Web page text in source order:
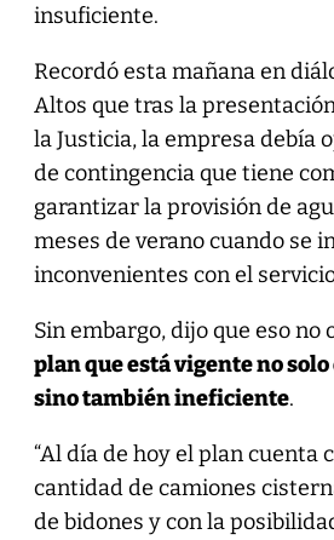
insuficiente.
Recordó esta mañana en
Altos que tras la
la Justicia, la empresa debía
de contingencia que tiene
garantizar la provisión de
meses de verano cuando se
inconvenientes con el
Sin embargo, dijo que eso no
plan que está vigente no
sino también ineficiente.
“Al día de hoy el plan cuenta
cantidad de camiones
de bidones y con la